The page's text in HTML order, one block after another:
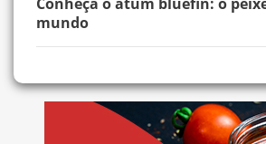
mundo